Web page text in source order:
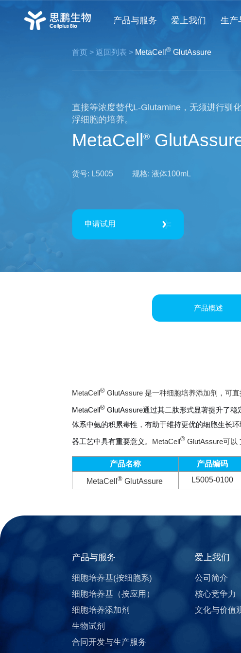
产品与服务 爱上我们 生产
首页 > 返回列表 > MetaCell® GlutAssure
直接等浓度替代L-Glutamine，无须进行驯
浮细胞的培养。
MetaCell®
货号: L5005 规格: 液体100mL
申请试用
产品概述
MetaCell® GlutAssure 是一种细胞培养添加剂，可
MetaCell® GlutAssure通过其二肽形式显著提升了稳
体系中氨的积累毒性，有助于维持更优的细胞生长
器工艺中具有重要意义。 MetaCell® GlutAssure可以
产品名称 产品编码
MetaCell ®GlutAssure L5005-0100
产品与服务
细胞培养基(按细胞系)
细胞培养基（按应用）
细胞培养添加剂
生物试剂
合同开发与生产服务
爱上我们
公司简介
核心竞争力
文化与价值